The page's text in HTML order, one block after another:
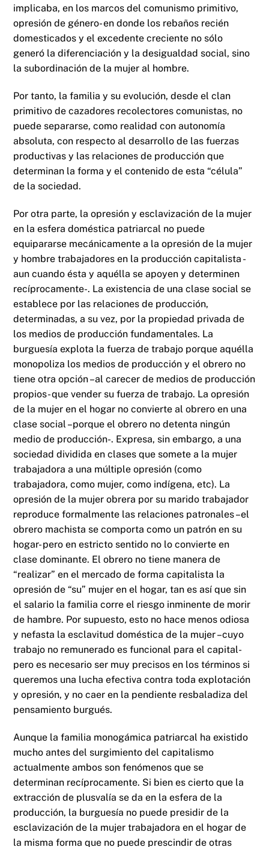
implicaba, en los marcos del comunismo primitivo,
opresión de género- en donde los rebaños recién
domesticados y el excedente creciente no sólo
generó la diferenciación y la desigualdad social, sino
la subordinación de la mujer al hombre.
Por tanto, la familia y su evolución, desde el clan
primitivo de cazadores recolectores comunistas, no
puede separarse, como realidad con autonomía
absoluta, con respecto al desarrollo de las fuerzas
productivas y las relaciones de producción que
determinan la forma y el contenido de esta “célula”
de la sociedad.
Por otra parte, la opresión y esclavización de la mujer
en la esfera doméstica patriarcal no puede
equipararse mecánicamente a la opresión de la mujer
y hombre trabajadores en la producción capitalista -
aun cuando ésta y aquélla se apoyen y determinen
recíprocamente-. La existencia de una clase social se
establece por las relaciones de producción,
determinadas, a su vez, por la propiedad privada de
los medios de producción fundamentales. La
burguesía explota la fuerza de trabajo porque aquélla
monopoliza los medios de producción y el obrero no
tiene otra opción –al carecer de medios de producción
propios- que vender su fuerza de trabajo. La opresión
de la mujer en el hogar no convierte al obrero en una
clase social –porque el obrero no detenta ningún
medio de producción-. Expresa, sin embargo, a una
sociedad dividida en clases que somete a la mujer
trabajadora a una múltiple opresión (como
trabajadora, como mujer, como indígena, etc). La
opresión de la mujer obrera por su marido trabajador
reproduce formalmente las relaciones patronales –el
obrero machista se comporta como un patrón en su
hogar- pero en estricto sentido no lo convierte en
clase dominante. El obrero no tiene manera de
“realizar” en el mercado de forma capitalista la
opresión de “su” mujer en el hogar, tan es así que sin
el salario la familia corre el riesgo inminente de morir
de hambre. Por supuesto, esto no hace menos odiosa
y nefasta la esclavitud doméstica de la mujer –cuyo
trabajo no remunerado es funcional para el capital-
pero es necesario ser muy precisos en los términos si
queremos una lucha efectiva contra toda explotación
y opresión, y no caer en la pendiente resbaladiza del
pensamiento burgués.
Aunque la familia monogámica patriarcal ha existido
mucho antes del surgimiento del capitalismo
actualmente ambos son fenómenos que se
determinan recíprocamente. Si bien es cierto que la
extracción de plusvalía se da en la esfera de la
producción, la burguesía no puede presidir de la
esclavización de la mujer trabajadora en el hogar de
la misma forma que no puede prescindir de otras